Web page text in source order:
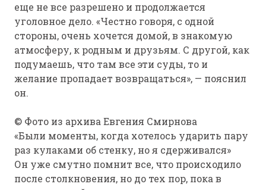
еще не все разрешено и продолжается
уголовное дело. «Честно говоря, с одной
стороны, очень хочется домой, в знакомую
атмосферу, к родным и друзьям. С другой, как
подумаешь, что там все эти суды, то и
желание пропадает возвращаться», — пояснил
он.
© Фото из архива Евгения Смирнова
«Были моменты, когда хотелось ударить пару
раз кулаками об стенку, но я сдерживался»
Он уже смутно помнит все, что происходило
после столкновения, но до тех пор, пока в